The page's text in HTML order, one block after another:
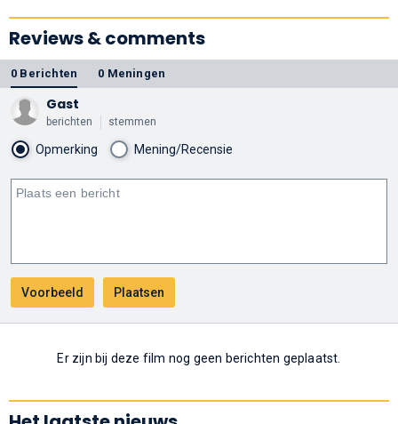
Reviews & comments
0 Berichten 0 Meningen
Gast
berichten stemmen
Opmerking Mening/Recensie
Er zijn bij deze film nog geen berichten geplaatst.